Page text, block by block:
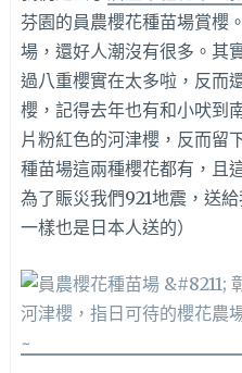
芬園的員農櫻花種苗場賞櫻
場，還好人潮沒有很多。其
過八重櫻實在太多啦，反而
櫻，記得去年也有和小吠到
片粉紅色的河津櫻，反而留
種苗場這兩種櫻花都有，且
為了賑災我們921地震，送
一樣也是日本人送的）